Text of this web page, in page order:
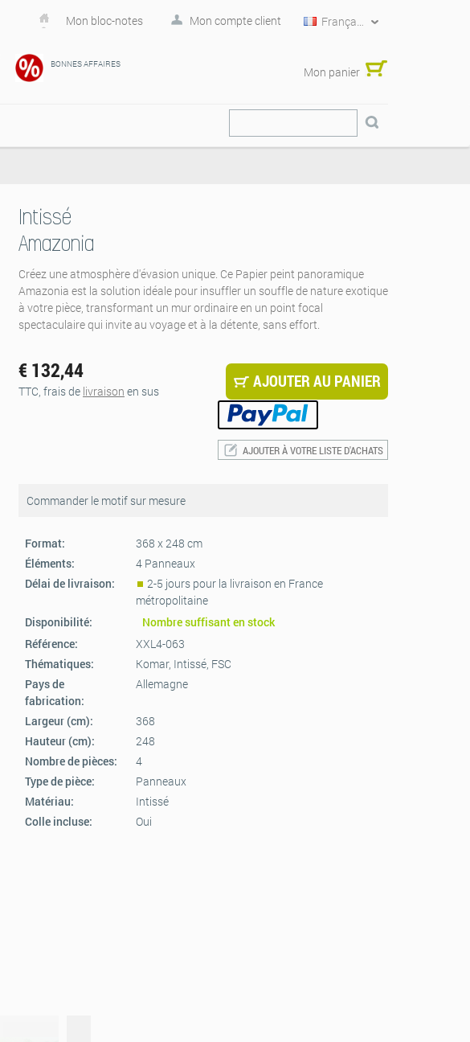
Mon bloc-notes Mon compte client Français
BONNES AFFAIRES
Mon panier
Intissé
Amazonia
Créez une atmosphère d'évasion unique. Ce Papier peint panoramique
Amazonia est la solution idéale pour insuffler un souffle de nature exotique
à votre pièce, transformant un mur ordinaire en un point focal
spectaculaire qui invite au voyage et à la détente, sans effort.
€ 132,44
TTC, frais de livraison en sus
AJOUTER AU PANIER
AJOUTER À VOTRE LISTE D'ACHATS
Commander le motif sur mesure
Format:
368 x 248 cm
Éléments:
4 Panneaux
Délai de livraison:
2-5 jours pour la livraison en France
métropolitaine
Disponibilité:
Nombre suffisant en stock
Référence:
XXL4-063
Thématiques:
Komar, Intissé, FSC
Pays de
fabrication:
Allemagne
Largeur (cm):
368
Hauteur (cm):
248
Nombre de pièces:
4
Type de pièce:
Panneaux
Matériau:
Intissé
Colle incluse:
Oui